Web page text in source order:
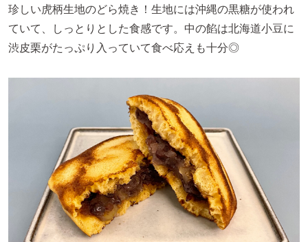
珍しい虎柄生地のどら焼き！生地には沖縄の黒糖が使われ
ていて、しっとりとした食感です。中の餡は北海道小豆に
渋皮栗がたっぷり入っていて食べ応えも十分◎